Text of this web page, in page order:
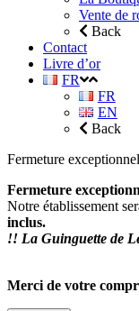
Vente de
Back
Contact
Livre d’or
FR
FR
EN
Back
Fermeture
Fermeture
Notre établissement
inclus.
!! La Guinguette de
Merci de votre